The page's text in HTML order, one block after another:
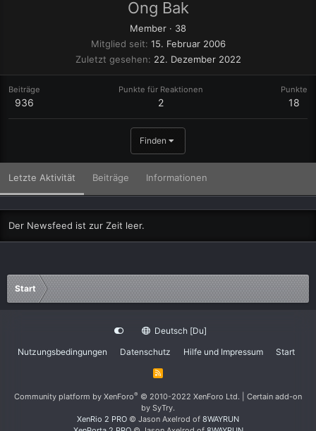
Ong Bak
Member · 38
Mitglied seit 15. Februar 2006
Zuletzt gesehen
22. Dezember 2022
Beiträge
936
Punkte für Reaktionen
2
Punkte
18
Finden
Letzte Aktivität Beiträge Informationen
Der Newsfeed ist zur Zeit leer.
Start
Deutsch [Du]
Nutzungsbedingungen
Datenschutz Hilfe und Impressum Start
R
Community platform by XenForo® © 2010-2022 XenForo Ltd.
Certain add-on
by SyTry.
XenRio 2 PRO © Jason Axelrod of 8WAYRUN